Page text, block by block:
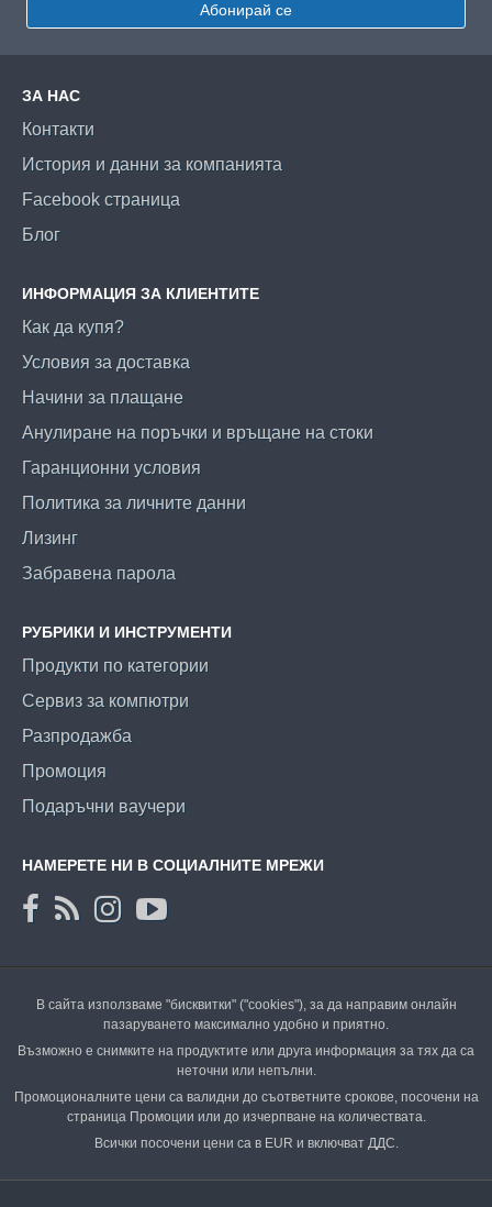
Абонирай се
ЗА НАС
Контакти
История и данни за компанията
Facebook страница
Блог
ИНФОРМАЦИЯ ЗА КЛИЕНТИТЕ
Как да купя?
Условия за доставка
Начини за плащане
Анулиране на поръчки и връщане на стоки
Гаранционни условия
Политика за личните данни
Лизинг
Забравена парола
РУБРИКИ И ИНСТРУМЕНТИ
Продукти по категории
Сервиз за компютри
Разпродажба
Промоция
Подаръчни ваучери
НАМЕРЕТЕ НИ В СОЦИАЛНИТЕ МРЕЖИ
В сайта използваме "бисквитки" ("cookies"), за да направим онлайн
пазаруването максимално удобно и приятно.
Възможно е снимките на продуктите или друга информация за тях да са
неточни или непълни.
Промоционалните цени са валидни до съответните срокове, посочени на
страница Промоции или до изчерпване на количествата.
Всички посочени цени са в EUR и включват ДДС.